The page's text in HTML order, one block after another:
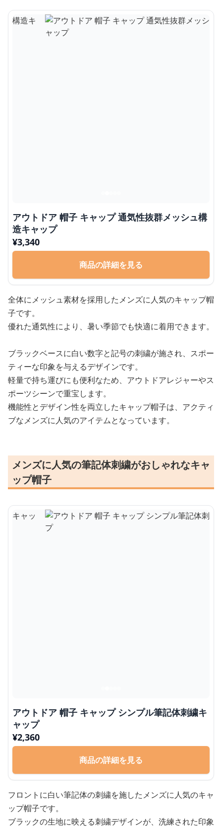
アウトドア 帽子 キャップ 通気性抜群メッシュ構
造キャップ
¥3,340
商品の詳細を見る
全体にメッシュ素材を採用したメンズに人気のキャップ帽
子です。
優れた通気性により、暑い季節でも快適に着用できます。
ブラックベースに白い数字と記号の刺繍が施され、スポー
ティーな印象を与えるデザインです。
軽量で持ち運びにも便利なため、アウトドアレジャーやス
ポーツシーンで重宝します。
機能性とデザイン性を両立したキャップ帽子は、アクティ
ブなメンズに人気のアイテムとなっています。
メンズに人気の筆記体刺繍がおしゃれなキャ
ップ帽子
アウトドア 帽子 キャップ シンプル筆記体刺繍キ
ャップ
¥2,360
商品の詳細を見る
フロントに白い筆記体の刺繍を施したメンズに人気のキャ
ップ帽子です。
ブラックの生地に映える刺繍デザインが、洗練された印象